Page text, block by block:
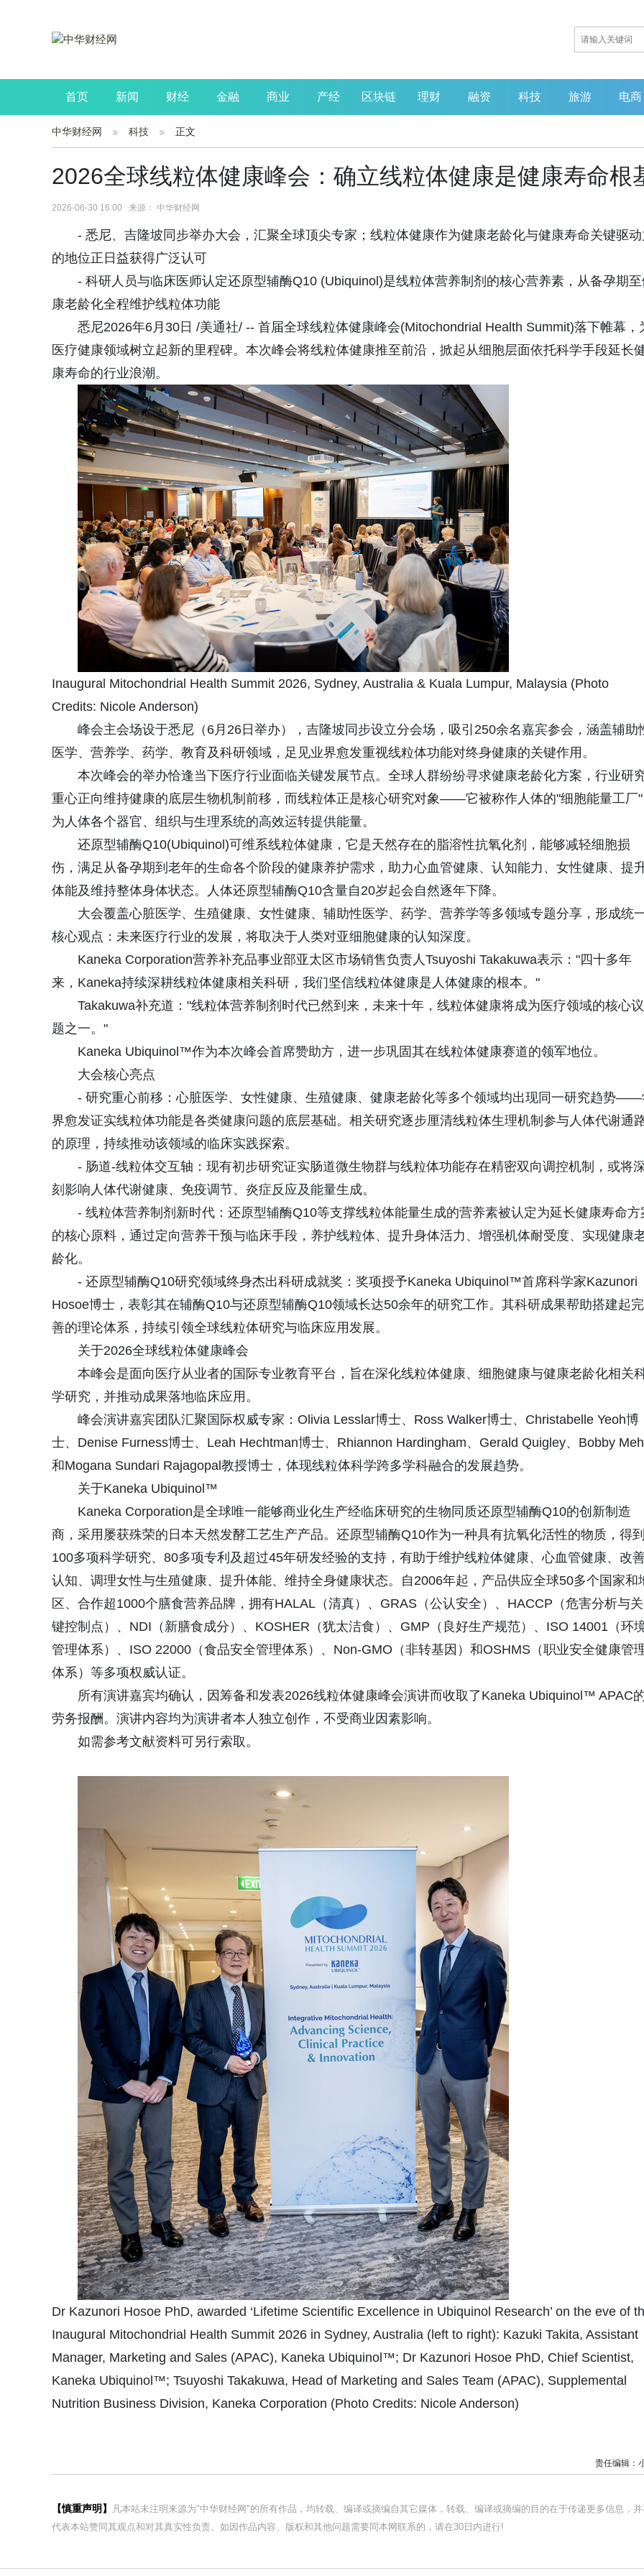
首页 新闻 财经 金融 商业 产经 区块链 理财 融资 科技 旅游 电商
公司 生活 读书
中华财经网 科技 正文
2026全球线粒体健康峰会：确立线粒体健康是健康寿命根
2026-06-30 16:00 来源： 中华财经网
- 悉尼、吉隆坡同步举办大会，汇聚全球顶尖专家；线粒体健康作为健康老龄化与健康寿命关键驱动
的地位正日益获得广泛认可
- 科研人员与临床医师认定还原型辅酶Q10 (Ubiquinol)是线粒体营养制剂的核心营养素，从备孕期至
康老龄化全程维护线粒体功能
悉尼2026年6月30日 /美通社/ -- 首届全球线粒体健康峰会(Mitochondrial Health Summit)落下帷幕，
医疗健康领域树立起新的里程碑。本次峰会将线粒体健康推至前沿，掀起从细胞层面依托科学手段延长
康寿命的行业浪潮。
Inaugural Mitochondrial Health Summit 2026, Sydney, Australia & Kuala Lumpur, Malaysia (Photo
Credits: Nicole Anderson)
峰会主会场设于悉尼（6月26日举办），吉隆坡同步设立分会场，吸引250余名嘉宾参会，涵盖辅助
医学、营养学、药学、教育及科研领域，足见业界愈发重视线粒体功能对终身健康的关键作用。
本次峰会的举办恰逢当下医疗行业面临关键发展节点。全球人群纷纷寻求健康老龄化方案，行业研
重心正向维持健康的底层生物机制前移，而线粒体正是核心研究对象——它被称作人体的"细胞能量工厂"
为人体各个器官、组织与生理系统的高效运转提供能量。
还原型辅酶Q10(Ubiquinol)可维系线粒体健康，它是天然存在的脂溶性抗氧化剂，能够减轻细胞损
伤，满足从备孕期到老年的生命各个阶段的健康养护需求，助力心血管健康、认知能力、女性健康、提
体能及维持整体身体状态。人体还原型辅酶Q10含量自20岁起会自然逐年下降。
大会覆盖心脏医学、生殖健康、女性健康、辅助性医学、药学、营养学等多领域专题分享，形成统
核心观点：未来医疗行业的发展，将取决于人类对亚细胞健康的认知深度。
Kaneka Corporation营养补充品事业部亚太区市场销售负责人Tsuyoshi Takakuwa表示："四十多年
来，Kaneka持续深耕线粒体健康相关科研，我们坚信线粒体健康是人体健康的根本。"
Takakuwa补充道："线粒体营养制剂时代已然到来，未来十年，线粒体健康将成为医疗领域的核心议
题之一。"
Kaneka Ubiquinol™作为本次峰会首席赞助方，进一步巩固其在线粒体健康赛道的领军地位。
大会核心亮点
- 研究重心前移：心脏医学、女性健康、生殖健康、健康老龄化等多个领域均出现同一研究趋势——
界愈发证实线粒体功能是各类健康问题的底层基础。相关研究逐步厘清线粒体生理机制参与人体代谢通
的原理，持续推动该领域的临床实践探索。
- 肠道-线粒体交互轴：现有初步研究证实肠道微生物群与线粒体功能存在精密双向调控机制，或将
刻影响人体代谢健康、免疫调节、炎症反应及能量生成。
- 线粒体营养制剂新时代：还原型辅酶Q10等支撑线粒体能量生成的营养素被认定为延长健康寿命方
的核心原料，通过定向营养干预与临床手段，养护线粒体、提升身体活力、增强机体耐受度、实现健康
龄化。
- 还原型辅酶Q10研究领域终身杰出科研成就奖：奖项授予Kaneka Ubiquinol™首席科学家Kazunori
Hosoe博士，表彰其在辅酶Q10与还原型辅酶Q10领域长达50余年的研究工作。其科研成果帮助搭建起完
善的理论体系，持续引领全球线粒体研究与临床应用发展。
关于2026全球线粒体健康峰会
本峰会是面向医疗从业者的国际专业教育平台，旨在深化线粒体健康、细胞健康与健康老龄化相关
学研究，并推动成果落地临床应用。
峰会演讲嘉宾团队汇聚国际权威专家：Olivia Lesslar博士、Ross Walker博士、Christabelle Yeoh博
士、Denise Furness博士、Leah Hechtman博士、Rhiannon Hardingham、Gerald Quigley、Bobby
和Mogana Sundari Rajagopal教授博士，体现线粒体科学跨多学科融合的发展趋势。
关于Kaneka Ubiquinol™
Kaneka Corporation是全球唯一能够商业化生产经临床研究的生物同质还原型辅酶Q10的创新制造
商，采用屡获殊荣的日本天然发酵工艺生产产品。还原型辅酶Q10作为一种具有抗氧化活性的物质，得到
100多项科学研究、80多项专利及超过45年研发经验的支持，有助于维护线粒体健康、心血管健康、改
认知、调理女性与生殖健康、提升体能、维持全身健康状态。自2006年起，产品供应全球50多个国家和
区、合作超1000个膳食营养品牌，拥有HALAL（清真）、GRAS（公认安全）、HACCP（危害分析与关
键控制点）、NDI（新膳食成分）、KOSHER（犹太洁食）、GMP（良好生产规范）、ISO 14001（环
管理体系）、ISO 22000（食品安全管理体系）、Non-GMO（非转基因）和OSHMS（职业安全健康管
体系）等多项权威认证。
所有演讲嘉宾均确认，因筹备和发表2026线粒体健康峰会演讲而收取了Kaneka Ubiquinol™ APAC
劳务报酬。演讲内容均为演讲者本人独立创作，不受商业因素影响。
如需参考文献资料可另行索取。
Dr Kazunori Hosoe PhD, awarded ‘Lifetime Scientific Excellence in Ubiquinol Research’ on the eve of
Inaugural Mitochondrial Health Summit 2026 in Sydney, Australia (left to right): Kazuki Takita, Assistant
Manager, Marketing and Sales (APAC), Kaneka Ubiquinol™; Dr Kazunori Hosoe PhD, Chief Scientist,
Kaneka Ubiquinol™; Tsuyoshi Takakuwa, Head of Marketing and Sales Team (APAC), Supplemental
Nutrition Business Division, Kaneka Corporation (Photo Credits: Nicole Anderson)
责任编辑：
【慎重声明】
凡本站未注明来源为"中华财经网"的所有作品，均转载、编译或摘编自其它媒体，转载、编译或摘编的目的在于传递更多信息，并
代表本站赞同其观点和对其真实性负责。如因作品内容、版权和其他问题需要同本网联系的，请在30日内进行!
循证赋能创新，微生态引领产
会